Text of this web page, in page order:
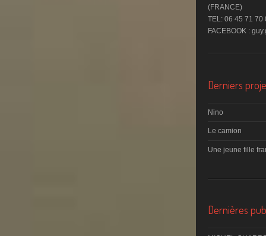
(FRANCE)
TEL: 06 45 71 70
FACEBOOK :
Derniers
Nino
Le camion
Une jeune fille
Dernières